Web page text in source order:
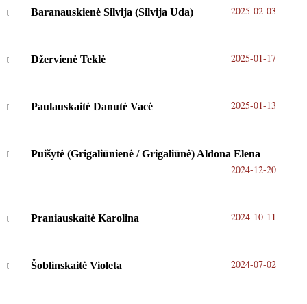
Baranauskienė Silvija (Silvija Uda) 2025-02-03
Džervienė Teklė 2025-01-17
Paulauskaitė Danutė Vacė 2025-01-13
Puišytė (Grigaliūnienė / Grigaliūnė) Aldona Elena
2024-12-20
Praniauskaitė Karolina 2024-10-11
Šoblinskaitė Violeta 2024-07-02